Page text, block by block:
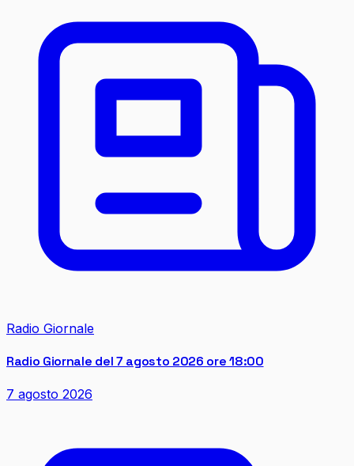
Radio Giornale
Radio Giornale del 7 agosto 2026 ore 18:00
7 agosto 2026